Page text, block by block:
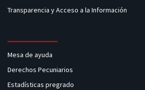
Transparencia y Acceso a la Información
Mesa de ayuda
Derechos Pecuniarios
Estadísticas pregrado